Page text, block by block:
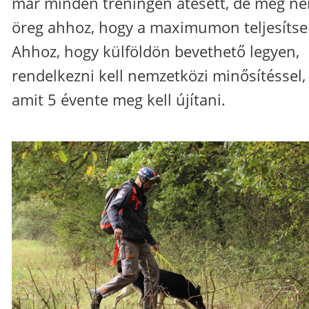
öreg ahhoz, hogy a maximumon
Ahhoz, hogy külföldön bevethető legyen,
rendelkezni kell nemzetközi minősítéssel,
amit 5 évente meg kell újítani.